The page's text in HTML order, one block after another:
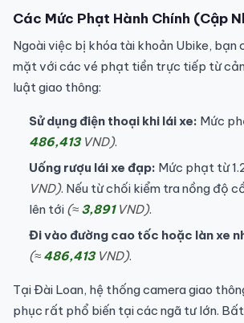
Các Mức Phạt Hành Chính (Cập
Ngoài việc bị khóa tài khoản Ubike, bạn
mặt với các vé phạt tiền trực tiếp từ
luật giao thông:
Sử dụng điện thoại khi lái xe: Mức
486,413VND).
Uống rượu lái xe đạp: Mức phạt từ
VND). Nếu từ chối kiểm tra nồng độ
lên tới (≈ 3,891VND).
Đi vào đường cao tốc hoặc làn xe
(≈ 486,413VND).
Tại Đài Loan, hệ thống camera giao
phục rất phổ biến tại các ngã tư lớn.